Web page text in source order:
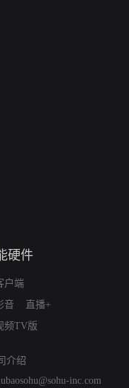
硬件
户端
音
直播+
频TV版
介绍
inc.com